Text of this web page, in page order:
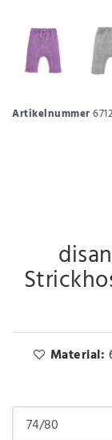
Artikelnummer6712
Material: